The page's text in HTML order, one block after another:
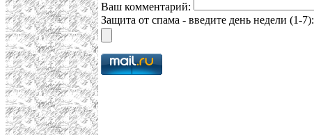
Ваш комментарий:
Защита от спама - введите день недели (1-7):